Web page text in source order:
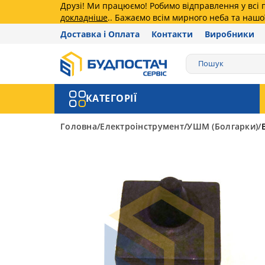
Друзі! Ми працюємо! Робимо відправлення у
докладніше.. Бажаємо всім мирного неба та
Доставка і Оплата
Контакти Виробники
КАТЕГОРІЇ
Головна Електроінструмент УШМ (Болгарки)